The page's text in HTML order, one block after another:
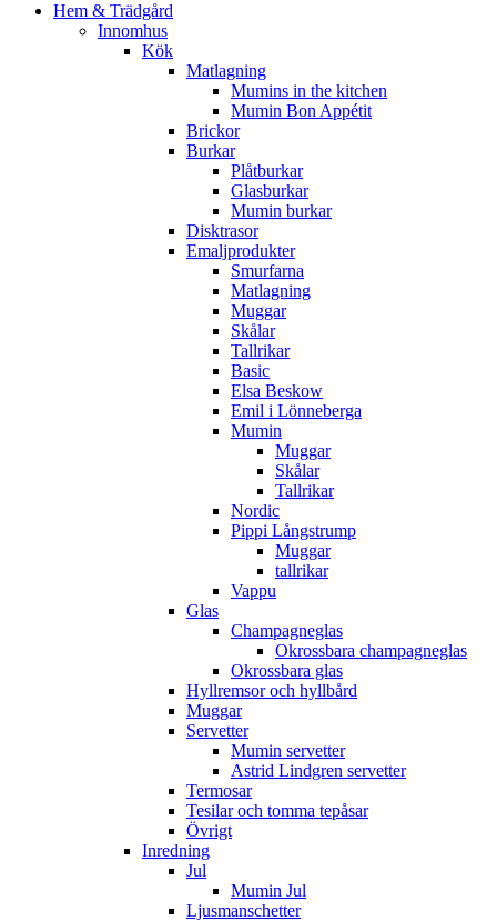
Hem & Trädgård
Innomhus
Kök
Matlagning
Mumins in the kitchen
Mumin Bon Appétit
Brickor
Burkar
Plåtburkar
Glasburkar
Mumin burkar
Disktrasor
Emaljprodukter
Smurfarna
Matlagning
Muggar
Skålar
Tallrikar
Basic
Elsa Beskow
Emil i Lönneberga
Mumin
Muggar
Skålar
Tallrikar
Nordic
Pippi Långstrump
Muggar
tallrikar
Vappu
Glas
Champagneglas
Okrossbara champagneglas
Okrossbara glas
Hyllremsor och hyllbård
Muggar
Servetter
Mumin servetter
Astrid Lindgren servetter
Termosar
Tesilar och tomma tepåsar
Övrigt
Inredning
Jul
Mumin Jul
Ljusmanschetter